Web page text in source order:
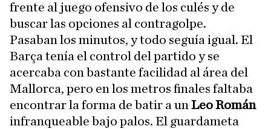
frente al juego ofensivo de los culés y de
buscar las opciones al contragolpe.
Pasaban los minutos, y todo seguía igual. El
Barça tenía el control del partido y se
acercaba con bastante facilidad al área del
Mallorca, pero en los metros finales faltaba
encontrar la forma de batir a un Leo Román
infranqueable bajo palos. El guardameta